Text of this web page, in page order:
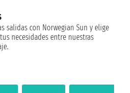
salidas con Norwegian Sun y elige
necesidades entre nuestras